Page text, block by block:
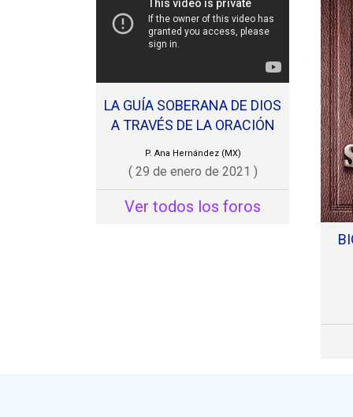
de
en
LA GUÍA SOBERANA DE DIOS
A TRAVÉS DE LA ORACIÓN
P. Ana Hernández (MX)
( 29 de enero de 2021 )
Ver todos los foros